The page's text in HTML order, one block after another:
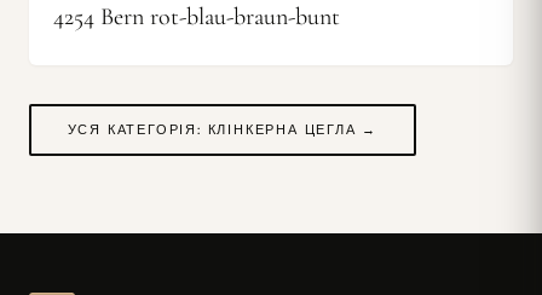
4254 Bern rot-blau-braun-bunt
УСЯ КАТЕГОРІЯ: КЛІНКЕРНА ЦЕГЛА →